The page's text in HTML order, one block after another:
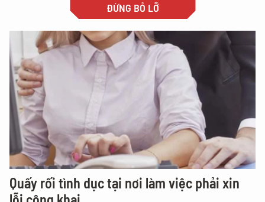
ĐỪNG BỎ LỠ
Quấy rối tình dục tại nơi làm việc phải xin